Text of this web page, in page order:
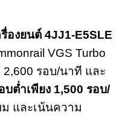
รื่องยนต์ 4JJ1-E5SLE
VGS Turbo
2,600 รอบ/นาที และ
บต่ำเพียง 1,500 รอบ/
และเน้นความ